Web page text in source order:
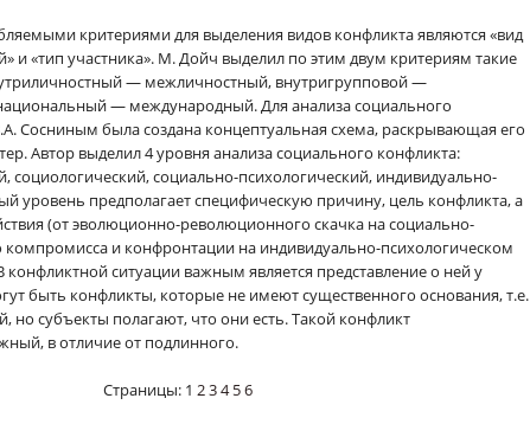
критериями для выделения видов конфликта являются «вид
и «тип участника». М. Дойч выделил по этим двум критериям такие
— межличностный, внутригрупповой —
— международный. Для анализа социального
Сосниным была создана концептуальная схема, раскрывающая его
Автор выделил 4 уровня анализа социального конфликта:
социологический, социально-психологический, индивидуально-
уровень предполагает специфическую причину, цель конфликта, а
(от эволюционно-революционного скачка на социально-
и конфронтации на индивидуально-психологическом
конфликтной ситуации важным является представление о ней у
быть конфликты, которые не имеют существенного основания, т.е.
но субъекты полагают, что они есть. Такой конфликт
в отличие от подлинного.
Страницы: 1 234 56